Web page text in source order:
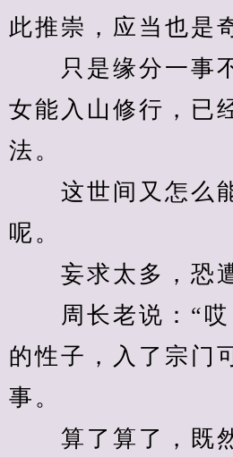
此推崇，应当也是
只是缘分一事不
女能入山修行，已
法。
这世间又怎么
呢。
妄求太多，恐
周长老说：“哎
的性子，入了宗门
事。
算了算了，既然